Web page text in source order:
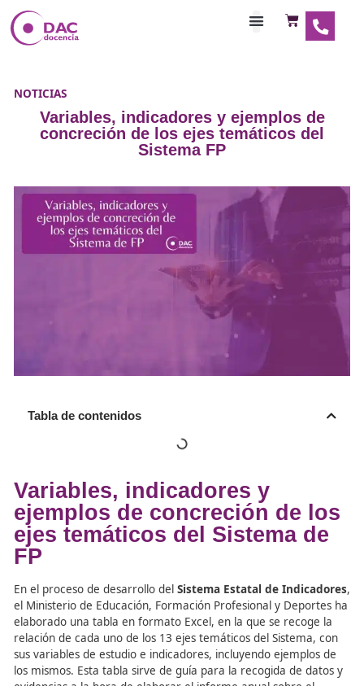
NOTICIAS
Variables, indicadores y ejemplos
concreción de los ejes temáticos
Tabla de contenidos
Variables, indicadores y
ejemplos de concreción de
ejes temáticos del Sistema
FP